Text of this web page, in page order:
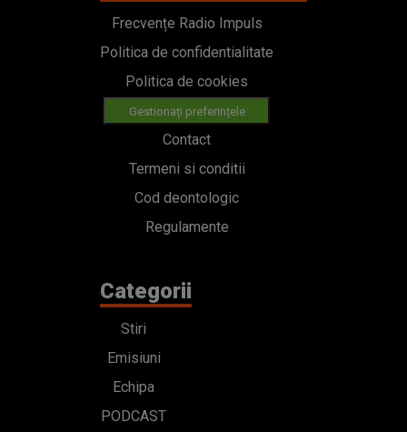
Frecvențe Radio Impuls
Politica de confidentialitate
Politica de cookies
Gestionați preferințele
Contact
Termeni si conditii
Cod deontologic
Regulamente
Categorii
Stiri
Emisiuni
Echipa
PODCAST